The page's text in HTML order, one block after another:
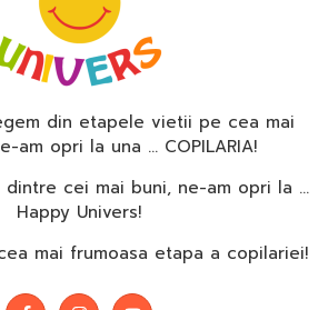
din etapele vietii pe cea mai
am opri la una … COPILARIA!
dintre cei mai buni, ne-am opri la …
Happy Univers!
mai frumoasa etapa a copilariei!